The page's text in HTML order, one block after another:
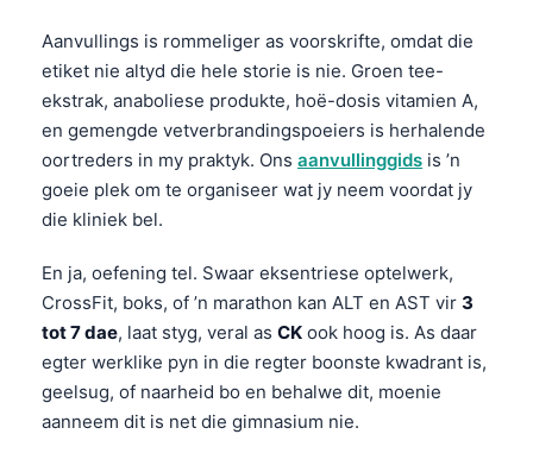
Aanvullings is rommeliger as voorskrifte, omdat die
etiket nie altyd die hele storie is nie. Groen tee-
ekstrak, anaboliese produkte, hoë-dosis vitamien A,
en gemengde vetverbrandingspoeiers is herhalende
oortreders in my praktyk. Ons aanvullinggids is ’n
goeie plek om te organiseer wat jy neem voordat jy
die kliniek bel.
En ja, oefening tel. Swaar eksentriese optelwerk,
CrossFit, boks, of ’n marathon kan ALT en AST vir 3
tot 7 dae, laat styg, veral as CK ook hoog is. As daar
egter werklike pyn in die regter boonste kwadrant is,
geelsug, of naarheid bo en behalwe dit, moenie
aanneem dit is net die gimnasium nie.
O‘zbekcha
Català
Қазақ тілі
Suomi
Slovenčina
پښتو
سنڌي
සිංහල